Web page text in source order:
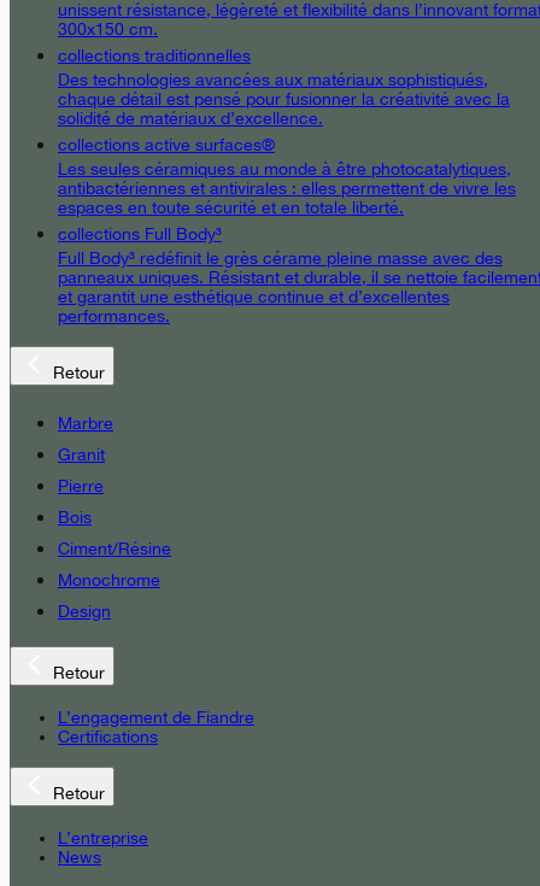
unissent résistance, légèreté et flexibilité dans l’innovant
300x150 cm.
collections traditionnelles
Des technologies avancées aux matériaux sophistiqués,
chaque détail est pensé pour fusionner la créativité avec la
solidité de matériaux d’excellence.
collections active surfaces®
Les seules céramiques au monde à être photocatalytiques,
antibactériennes et antivirales : elles permettent de vivre les
espaces en toute sécurité et en totale liberté.
collections Full Body³
Full Body³ redéfinit le grès cérame pleine masse avec des
panneaux uniques. Résistant et durable, il se nettoie
et garantit une esthétique continue et d’excellentes
performances.
Retour
Marbre
Granit
Pierre
Bois
Ciment/Résine
Monochrome
Design
Retour
L’engagement de Fiandre
Certifications
Retour
L’entreprise
News